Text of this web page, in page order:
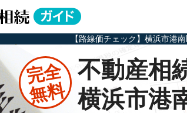
【路線価チェック】横浜市港
完全
無料
不動産相
横浜市港